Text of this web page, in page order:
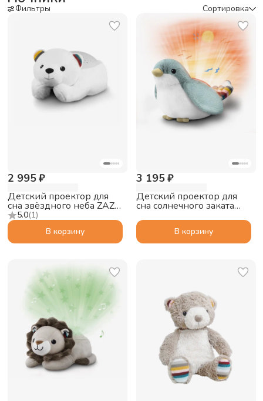
Фильтры Сортировка
5.0(1)
2 995 ₽
Детский проектор для
сна звёздного неба ZAZU
Полярный медведь
Полли (Polly)
В корзину
3 195 ₽
Детский проектор для
сна солнечного заката
(Shally)
В корзину